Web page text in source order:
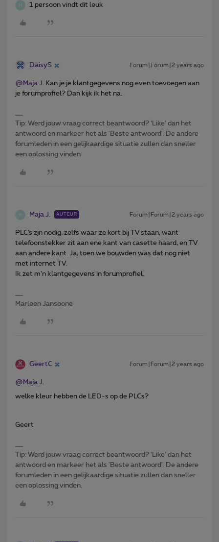
M 1 persoon vindt dit leuk
DaisyS Forum|Forum|2 years ago
@Maja J. Kan je je klantgegevens nog even toevoegen aan
je forumprofiel? Dan kijk ik het na.
Tip: Werd jouw vraag correct beantwoord? ‘Like’ dan het
antwoord en markeer het als 'Beste antwoord'. De andere
forumleden in een gelijkaardige situatie zullen dan sneller
een oplossing vinden
M Maja J. AUTEUR Forum|Forum|2 years ago
PLC’s zjn nodig, zelfs waar ze kort bij TV staan, want
telefoonstekker zit aan ene kant van casette haard, en TV
aan andere kant. Ja, toen we bouwden was dat nog niet
met internet TV.
Ik zet m’n klantgegevens in forumprofiel.
Marleen Jansoone
GeertC Forum|Forum|2 years ago
@Maja J.
welke kleur hebben de LED-s op de PLCs?
Geert
Tip: Werd jouw vraag correct beantwoord? ‘Like’ dan het
antwoord en markeer het als 'Beste antwoord'. De andere
forumleden in een gelijkaardige situatie zullen dan sneller
een oplossing vinden.